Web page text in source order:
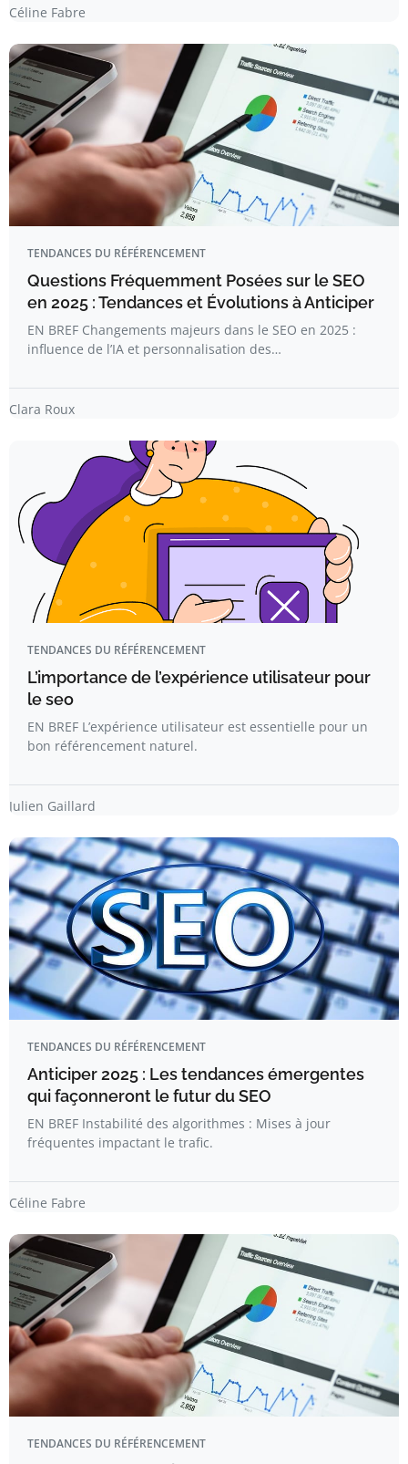
Céline Fabre
TENDANCES DU RÉFÉRENCEMENT
Questions Fréquemment Posées sur le SEO
en 2025 : Tendances et Évolutions à Anticiper
EN BREF Changements majeurs dans le SEO en 2025 :
influence de l’IA et personnalisation des…
Clara Roux
TENDANCES DU RÉFÉRENCEMENT
L’importance de l’expérience utilisateur pour
le seo
EN BREF L’expérience utilisateur est essentielle pour un
bon référencement naturel.
Julien Gaillard
TENDANCES DU RÉFÉRENCEMENT
Anticiper 2025 : Les tendances émergentes
qui façonneront le futur du SEO
EN BREF Instabilité des algorithmes : Mises à jour
fréquentes impactant le trafic.
Céline Fabre
TENDANCES DU RÉFÉRENCEMENT